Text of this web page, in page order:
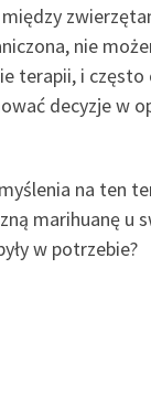
nie
terapii, i
decyzje w
na ten
marihuanę u
w potrzebie?